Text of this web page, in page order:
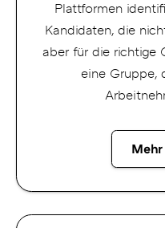
Plattformen
Kandidaten, die
aber für die richtige
eine Gruppe,